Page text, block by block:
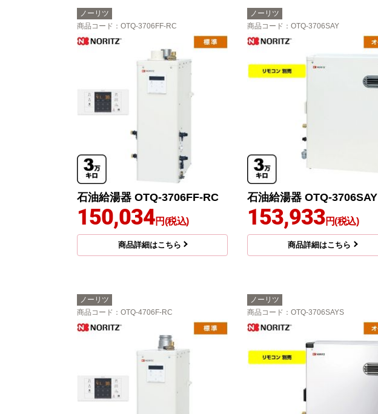
ノーリツ
商品コード ：OTQ-3706FF-RC
石油給湯器 OTQ-3706FF-RC
150,034円(税込)
商品詳細はこちら
ノーリツ
商品コード ：OTQ-3706SAY
石油給湯器 OTQ-3706SAY
153,933円(税込)
商品詳細はこちら
ノーリツ
商品コード ：OTQ-4706F-RC
ノーリツ
商品コード ：OTQ-3706SAYS